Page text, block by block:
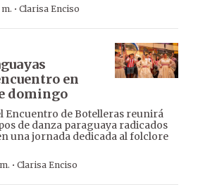
· Clarisa Enciso
en
domingo
Encuentro de Botelleras reunirá
de danza paraguaya radicados
una jornada dedicada al folclore
· Clarisa Enciso